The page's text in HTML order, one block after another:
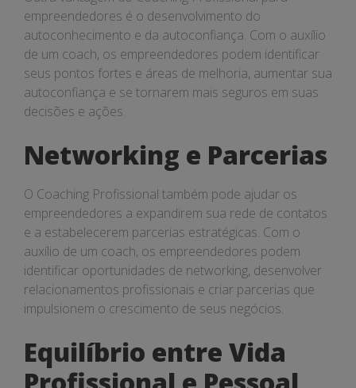
empreendedores é o desenvolvimento do
autoconhecimento e da autoconfiança. Com o auxílio
de um coach, os empreendedores podem identificar
seus pontos fortes e áreas de melhoria, aumentar sua
autoconfiança e se tornarem mais seguros em suas
decisões e ações.
Networking e Parcerias
O Coaching Profissional também pode ajudar os
empreendedores a expandirem sua rede de contatos
e a estabelecerem parcerias estratégicas. Com o
auxílio de um coach, os empreendedores podem
identificar oportunidades de networking, desenvolver
relacionamentos profissionais e criar parcerias que
impulsionem o crescimento de seus negócios.
Equilíbrio entre Vida